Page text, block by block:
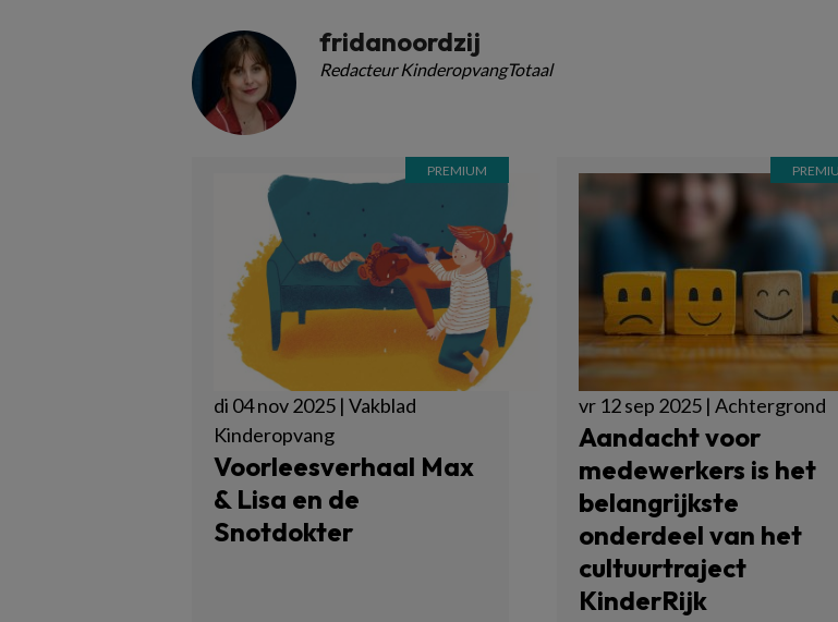
fridanoordzij
Redacteur KinderopvangTotaal
di 04 nov 2025 | Vakblad
Kinderopvang
Voorleesverhaal Max
& Lisa en de
Snotdokter
vr 12 sep 2025 | Achtergrond
Aandacht voor
medewerkers is het
belangrijkste
onderdeel van het
cultuurtraject
KinderRijk